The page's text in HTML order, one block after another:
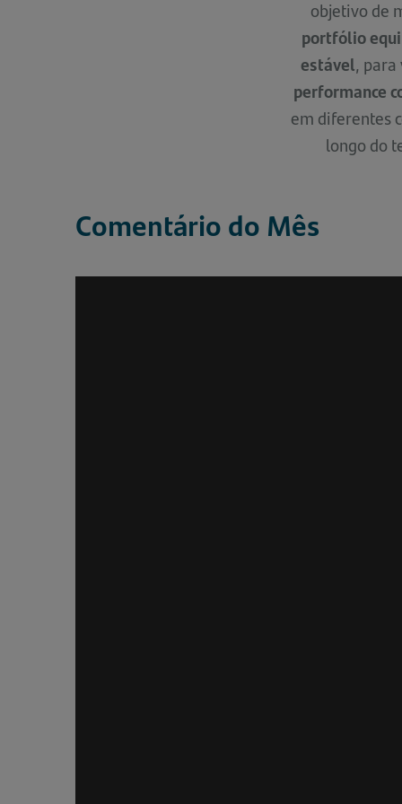
objetivo de
portfólio
estável,
performance
em diferentes
longo do
Comentário do Mês